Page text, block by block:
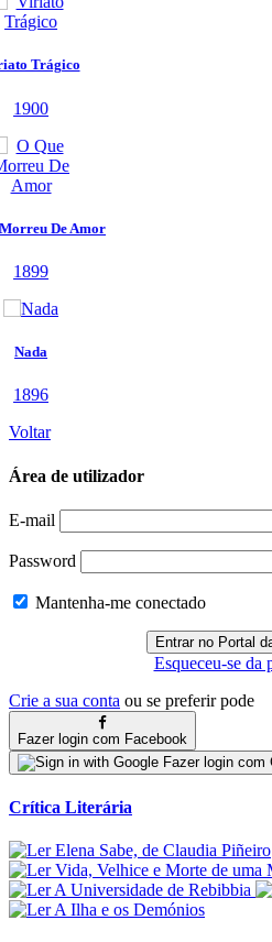
Voltar
Área de utilizador
E-mail
Password
Mantenha-me conectado
Esqueceu-se da
Crie a sua conta ou se preferir pode
Fazer login com Facebook
Fazer login com
Crítica Literária